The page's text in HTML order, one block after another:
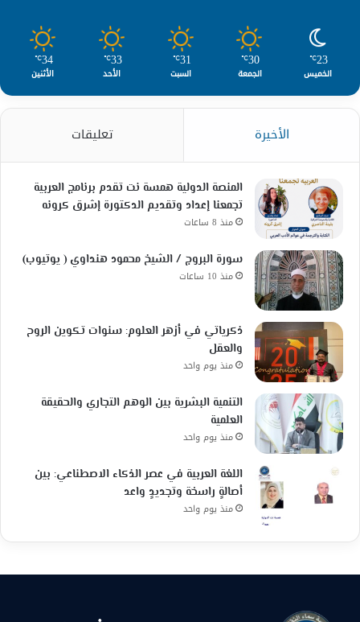
23
℃
الخميس
30
℃
الجمعة
31
℃
السبت
33
℃
الأحد
34
℃
الأثنين
الأخيرة تعليقات
المنصة الدولية همسة نت تقدم برنامج العربية
تجمعنا إعداد وتقديم الدكتورة إشرق كرونه
منذ 8 ساعات
سورة البروج / الشيخ محمود هنداوي ( يوتيوب)
منذ 10 ساعات
ذكرياتي في أزهر العلوم: سنوات تكوين الروح
والعقل
منذ يوم واحد
التنمية البشرية بين الوهم التجاري والحقيقة
العلمية
منذ يوم واحد
اللغة العربية في عصر الذكاء الاصطناعي: بين
أصالةٍ راسخة وتجديدٍ واعد
منذ يوم واحد